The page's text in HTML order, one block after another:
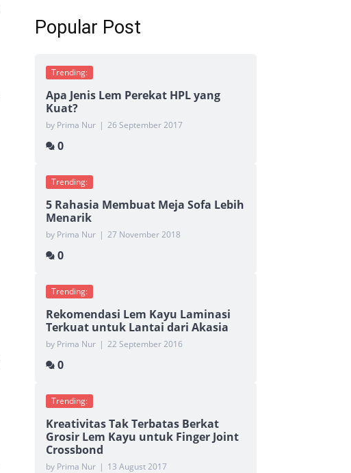
Popular Post
Trending:
Apa Jenis Lem Perekat HPL yang
Kuat?
by Prima Nur | 26 September 2017
0
Trending:
5 Rahasia Membuat Meja Sofa Lebih
Menarik
by Prima Nur | 27 November 2018
0
Trending:
Rekomendasi Lem Kayu Laminasi
Terkuat untuk Lantai dari Akasia
by Prima Nur | 22 September 2016
0
Trending:
Kreativitas Tak Terbatas Berkat
Grosir Lem Kayu untuk Finger Joint
Crossbond
by Prima Nur | 13 August 2017